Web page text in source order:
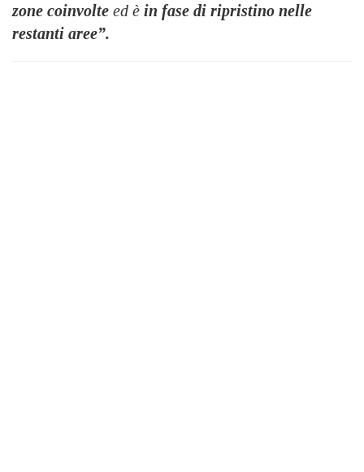
zone coinvolte ed è in fase di ripristino nelle
restanti aree”.